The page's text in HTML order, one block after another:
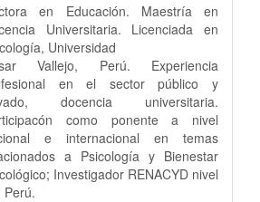
en Educación. Maestría en
Universitaria. Licenciada en
Universidad
Vallejo, Perú. Experiencia
en el sector público y
docencia universitaria.
como ponente a nivel
e internacional en temas
a Psicología y Bienestar
Investigador RENACYD nivel
Perú.